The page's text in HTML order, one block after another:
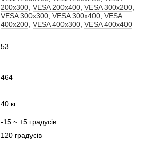
200x300 VESA 200x400 VESA 300x200
VESA 300x300 VESA 300x400 VESA
400x200 VESA 400x300 VESA 400x400
53
464
40 кг
-15 ~ +5 градусів
120 градусів